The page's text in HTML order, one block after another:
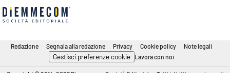
Redazione Segnala alla redazione Privacy Cookie policy Note legali
Gestisci preferenze cookie Lavora con noi